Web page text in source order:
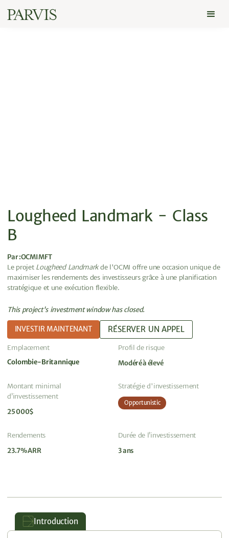
Lougheed Landmark - Class
B
Par :OCMI MFT
Le projet Lougheed Landmarkde l'OCMI offre une occasion unique de
maximiser les rendements des investisseurs grâce à une planification
stratégique et une exécution flexible.
This project's investment window has closed.
INVESTIR MAINTENANT RÉSERVER UN APPEL
Emplacement
Colombie-Britannique
Profil de risque
Modéré à élevé
Montant minimal
d’investissement
25 000$
Stratégie d'investissement
Opportunistic
Rendements
23.7% ARR
Durée de l’investissement
3 ans
Introduction